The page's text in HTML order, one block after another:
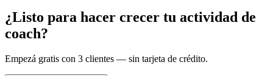
¿Listo para hacer crecer tu actividad de
coach?
Empezá gratis con 3 clientes — sin tarjeta de crédito.